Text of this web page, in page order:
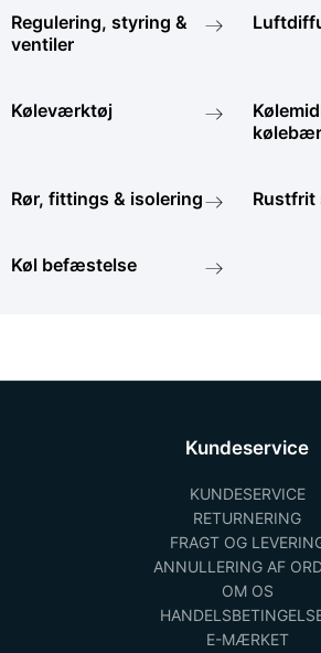
Regulering, styring &
ventiler
Køleværktøj
Rør, fittings & isolering Rustfrit
Køl befæstelse
Kundeservice
KUNDESERVICE
RETURNERING
FRAGT OG
ANNULLERING AF
OM OS
E-MÆRKET